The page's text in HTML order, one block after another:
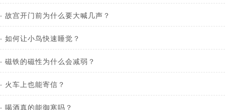
· 故宫开门前为什么要大喊几声？
· 如何让小鸟快速睡觉？
· 磁铁的磁性为什么会减弱？
· 火车上也能寄信？
· 喝酒真的能御寒吗？